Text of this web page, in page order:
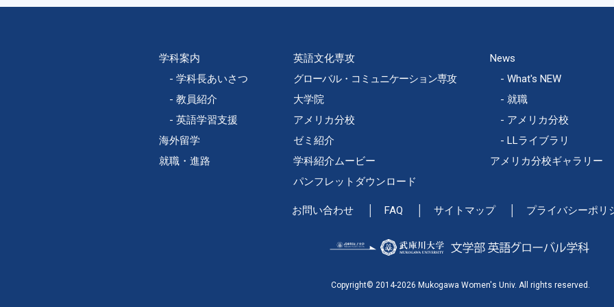
学科案内
学科長あいさつ
教員紹介
英語学習支援
海外留学
就職・進路
英語文化専攻
グローバル・コミュニケーション専攻
大学院
アメリカ分校
ゼミ紹介
学科紹介ムービー
パンフレットダウンロード
News
What's NEW
就職
アメリカ分校
LLライブラリ
アメリカ分校ギャラリー
お問い合わせ FAQ サイトマップ プライバシーポリ
Copyright© 2014-2026 Mukogawa Women's Univ. All rights reserved.